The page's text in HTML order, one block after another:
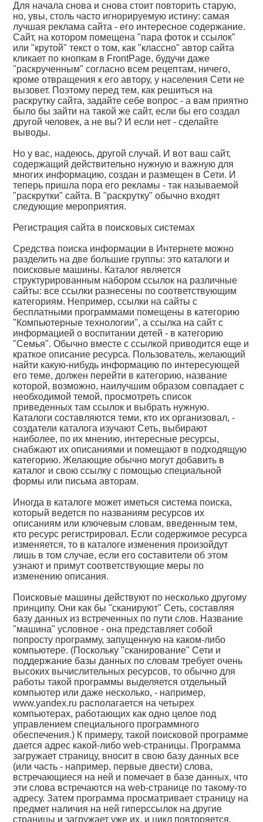
Для начала снова и снова стоит повторить старую,
но, увы, столь часто игнорируемую истину: самая
лучшая реклама сайта - его интересное содержание.
Сайт, на котором помещена "пара фоток и ссылок"
или "крутой" текст о том, как "классно" автор сайта
кликает по кнопкам в FrontPage, будучи даже
"раскрученным" согласно всем рецептам, ничего,
кроме отвращения к его автору, у населения Сети не
вызовет. Поэтому перед тем, как решиться на
раскрутку сайта, задайте себе вопрос - а вам приятно
было бы зайти на такой же сайт, если бы его создал
другой человек, а не вы? И если нет - сделайте
выводы.
Но у вас, надеюсь, другой случай. И вот ваш сайт,
содержащий действительно нужную и важную для
многих информацию, создан и размещен в Сети. И
теперь пришла пора его рекламы - так называемой
"раскрутки" сайта. В "раскрутку" обычно входят
следующие мероприятия.
Регистрация сайта в поисковых системах
Средства поиска информации в Интернете можно
разделить на две большие группы: это каталоги и
поисковые машины. Каталог является
структурированным набором ссылок на различные
сайты: все ссылки разнесены по соответствующим
категориям. Непример, ссылки на сайты с
бесплатными программами помещены в категорию
"Компьютерные технологии", а ссылка на сайт с
информацией о воспитании детей - в категорию
"Семья". Обычно вместе с ссылкой приводится еще и
краткое описание ресурса. Пользователь, желающий
найти какую-нибудь информацию по интересующей
его теме, должен перейти в категорию, название
которой, возможно, наилучшим образом совпадает с
необходимой темой, просмотреть список
приведенных там ссылок и выбрать нужную.
Каталоги составляются теми, кто их организовал, -
создатели каталога изучают Сеть, выбирают
наиболее, по их мнению, интересные ресурсы,
снабжают их описаниями и помещают в подходящую
категорию. Желающие обычно могут добавить в
каталог и свою ссылку с помощью специальной
формы или письма авторам.
Иногда в каталоге может иметься система поиска,
который ведется по названиям ресурсов их
описаниям или ключевым словам, введенным тем,
кто ресурс регистрировал. Если содержимое ресурса
изменяется, то в каталоге изменения произойдут
лишь в том случае, если его составители об этом
узнают и примут соответствующие меры по
изменению описания.
Поисковые машины действуют по несколько другому
принципу. Они как бы "сканируют" Сеть, составляя
базу данных из встреченных по пути слов. Название
"машина" условное - она представляет собой
попросту программу, запущенную на каком-либо
компьютере. (Поскольку "сканирование" Сети и
поддержание базы данных по словам требует очень
высоких вычислительных ресурсов, то обычно для
работы такой программы выделяется отдельный
компьютер или даже несколько, - например,
www.yandex.ru располагается на четырех
компьютерах, работающих как одно целое под
управлением специального программного
обеспечения.) К примеру, такой поисковой программе
дается адрес какой-либо web-страницы. Программа
загружает страницу, вносит в свою базу данных все
(или часть - например, первые двести) слова,
встречающиеся на ней и помечает в базе данных, что
эти слова встречаются на web-странице по такому-то
адресу. Затем программа просматривает страницу на
предмет наличия на ней гиперссылок на другие
страницы и загружает уже их, и цикл повторяется.